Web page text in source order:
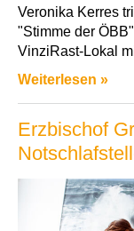
Veronika Kerres
"Stimme der
VinziRast-Lokal
Weiterlesen »
Erzbischof